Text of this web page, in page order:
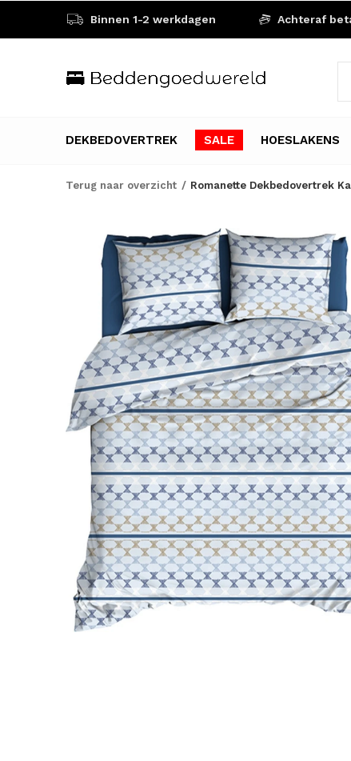
DEKBEDOVERTREK SALE HOESLAKENS
Binnen 1-2 werkdagen Achteraf
Terug naar overzicht Romanette Dekbedovertrek